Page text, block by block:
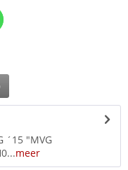
´15 "MVG
meer